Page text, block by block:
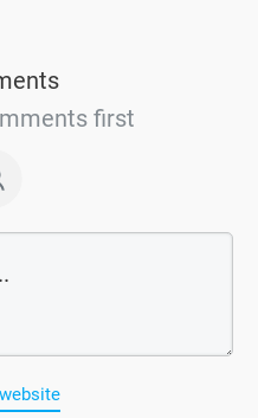
first